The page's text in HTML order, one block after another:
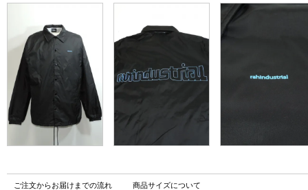
ご注文からお届けまでの流れ
商品サイズについて